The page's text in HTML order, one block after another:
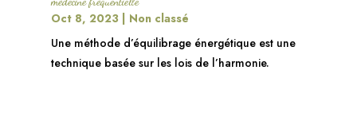
Oct 8, 2023
Non classé
Une méthode d’équilibrage énergétique est une
technique basée sur les lois de l’harmonie.